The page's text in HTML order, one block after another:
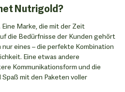
Nutrigold?
Marke, die mit der Zeit
die Bedürfnisse der Kunden gehört
eines – die perfekte Kombination
Eine etwas andere
Kommunikationsform und die
mit den Paketen voller